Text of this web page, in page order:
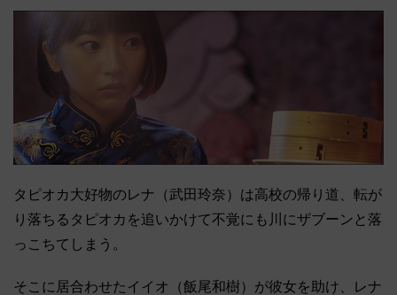
タピオカ大好物のレナ（武田玲奈）は高校の帰り道、転が
り落ちるタピオカを追いかけて不覚にも川にザブーンと落
っこちてしまう。
そこに居合わせたイイオ（飯尾和樹）が彼女を助け、レナ